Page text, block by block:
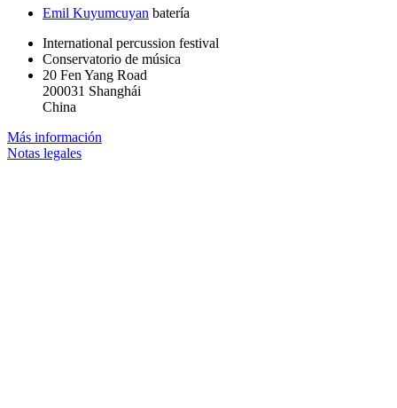
Emil Kuyumcuyan batería
International percussion festival
Conservatorio de música
20 Fen Yang Road
200031 Shanghái
China
Más información
Notas legales